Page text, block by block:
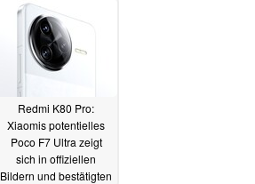
Redmi K80 Pro:
Xiaomis potentielles
Poco F7 Ultra zeigt
sich in offiziellen
Bildern und bestätigten